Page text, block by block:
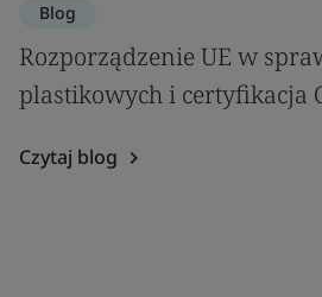
Blog
Rozporządzenie UE w
plastikowych i certyfikacja
Czytaj blog